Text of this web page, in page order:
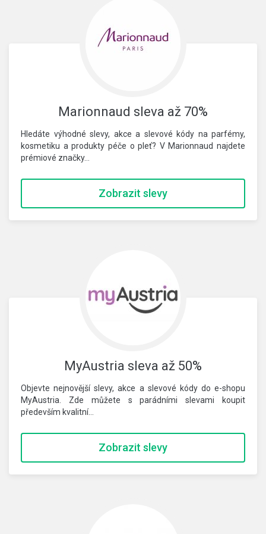
Marionnaud sleva až 70%
Hledáte výhodné slevy, akce a slevové kódy na parfémy,
kosmetiku a produkty péče o pleť? V Marionnaud najdete
prémiové značky…
Zobrazit slevy
MyAustria sleva až 50%
Objevte nejnovější slevy, akce a slevové kódy do e-shopu
MyAustria. Zde můžete s parádními slevami koupit
především kvalitní…
Zobrazit slevy